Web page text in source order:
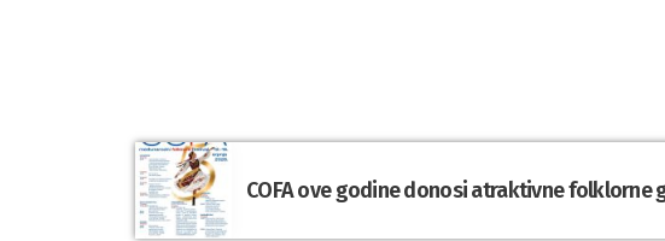
COFA ove godine donosi atraktivne folklorne